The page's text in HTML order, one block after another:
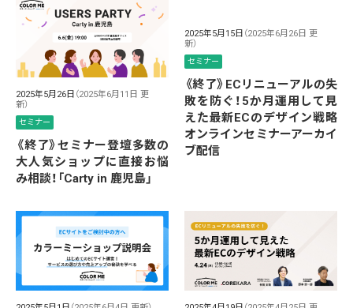
2025年5月26日 （2025年6月11日 更
新）
セミナー
《終了》セミナー登壇多数の
大人気ショップに直接お悩
み相談！「Carty in 鹿児島」
2025年5月15日 （2025年6月26日 更
新）
セミナー
《終了》ECリニューアルの失
敗を防ぐ！5か月運用して見
えた最新ECのデザイン戦略
オンラインセミナーアーカイ
ブ配信